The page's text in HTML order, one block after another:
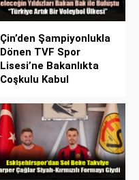
Çin’den Şampiyonlukla
Dönen TVF Spor
Lisesi’ne Bakanlıkta
Coşkulu Kabul